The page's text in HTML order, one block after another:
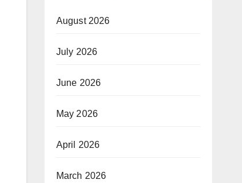
August 2026
July 2026
June 2026
May 2026
April 2026
March 2026